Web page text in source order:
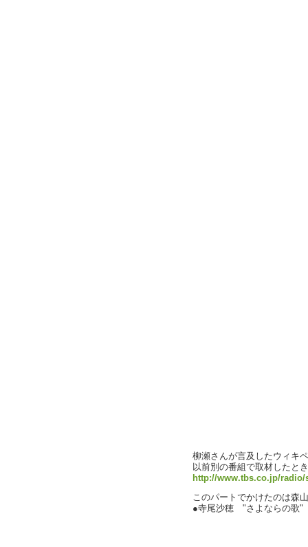
柳瀬さんが言及したウィキ
以前別の番組で取材したと
http://www.tbs.co.jp/radio/
このパートでかけたのは森
●寺尾沙穂 "さよならの歌"